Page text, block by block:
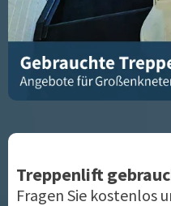
Treppenlift
Fragen Sie kostenlos